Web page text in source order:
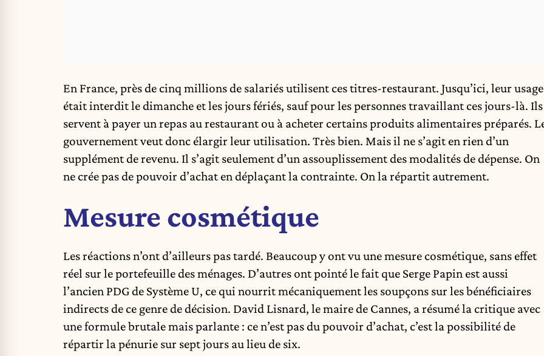
En France, près de cinq millions de salariés utilisent ces titres-restaurant. Jusqu’ici, leur usage
était interdit le dimanche et les jours fériés, sauf pour les personnes travaillant ces jours-là. Ils
servent à payer un repas au restaurant ou à acheter certains produits alimentaires préparés.
gouvernement veut donc élargir leur utilisation. Très bien. Mais il ne s’agit en rien d’un
supplément de revenu. Il s’agit seulement d’un assouplissement des modalités de dépense. On
ne crée pas de pouvoir d’achat en déplaçant la contrainte. On la répartit autrement.
Mesure cosmétique
Les réactions n’ont d’ailleurs pas tardé. Beaucoup y ont vu une mesure cosmétique, sans effet
réel sur le portefeuille des ménages. D’autres ont pointé le fait que Serge Papin est aussi
l’ancien PDG de Système U, ce qui nourrit mécaniquement les soupçons sur les bénéficiaires
indirects de ce genre de décision. David Lisnard, le maire de Cannes, a résumé la critique avec
une formule brutale mais parlante : ce n’est pas du pouvoir d’achat, c’est la possibilité de
répartir la pénurie sur sept jours au lieu de six.